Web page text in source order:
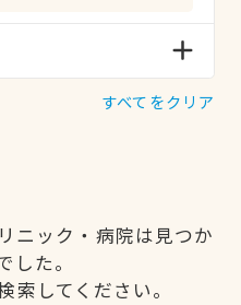
すべてをクリア
ニック・病院は見つか
した。
索してください。